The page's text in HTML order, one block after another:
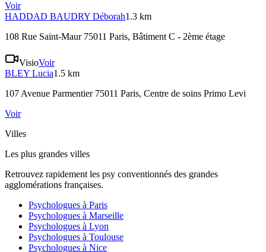
Voir
HADDAD BAUDRY Déborah1.3 km
108 Rue Saint-Maur 75011 Paris, Bâtiment C - 2ème étage
VisioVoir
BLEY Lucia1.5 km
107 Avenue Parmentier 75011 Paris, Centre de soins Primo Levi
Voir
Villes
Les plus grandes villes
Retrouvez rapidement les psy conventionnés des grandes
agglomérations françaises.
Psychologues à Paris
Psychologues à Marseille
Psychologues à Lyon
Psychologues à Toulouse
Psychologues à Nice